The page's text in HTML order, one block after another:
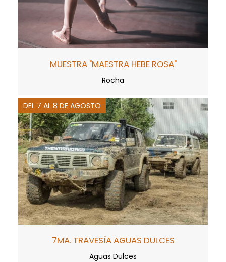
MUESTRA "MAESTRA HEBE ROSA"
Rocha
DEL 7 AL 8 DE AGOSTO
7MA. TRAVESÍA AGUAS DULCES
Aguas Dulces